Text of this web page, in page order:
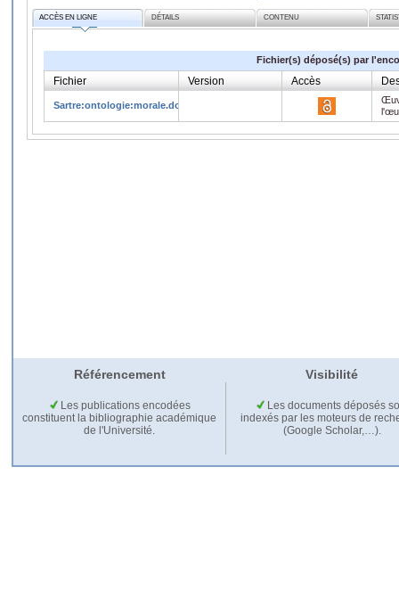
ACCÈS EN LIGNE DÉTAILS CONTENU
Fichier(s) déposé(s) par
Fichier Version Accès
Sartre:ontologie:morale.docx
Référencement Visibilité
Les publications encodées
constituent la bibliographie académique
de l'Université.
Les documents déposés
indexés par les moteurs de
(Google Scholar,…).